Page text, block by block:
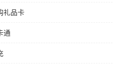
礼品卡
通